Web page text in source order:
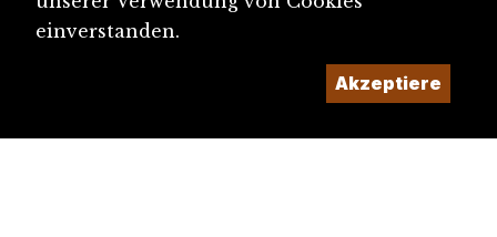
einverstanden.
Akzeptiere